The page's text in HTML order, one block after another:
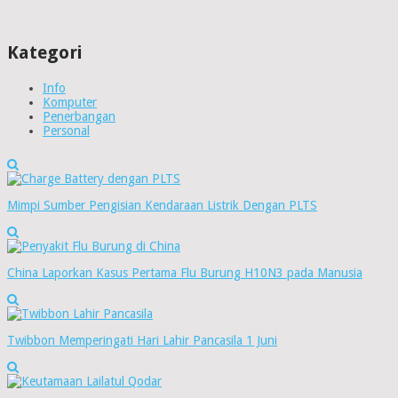
Kategori
Info
Komputer
Penerbangan
Personal
Mimpi Sumber Pengisian Kendaraan Listrik Dengan PLTS
China Laporkan Kasus Pertama Flu Burung H10N3 pada Manusia
Twibbon Memperingati Hari Lahir Pancasila 1 Juni